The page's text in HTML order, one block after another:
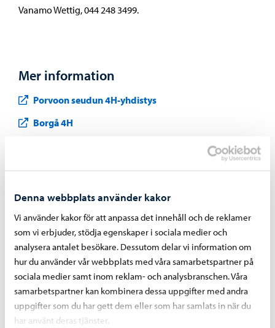
Denna webbplats använder kakor
Vi använder kakor för att anpassa det innehåll och de reklamer
som vi erbjuder, stödja egenskaper i sociala medier och
analysera antalet besökare. Dessutom delar vi information om
hur du använder vår webbplats med våra samarbetspartner på
sociala medier samt inom reklam- och analysbranschen. Våra
samarbetspartner kan kombinera dessa uppgifter med andra
uppgifter som du har gett dem eller som har samlats in när du
har använt deras tjänster.
Vanamo Wettig, 044 248 3499.
Mer information
Porvoon seudun 4H-yhdistys
Borgå 4H
Meddelande 9.6: En tillfällig mötesplats byggs på
Borgå torg inför sommaren
Dela på FacebookDela på LinkedInDela på WhatsApp